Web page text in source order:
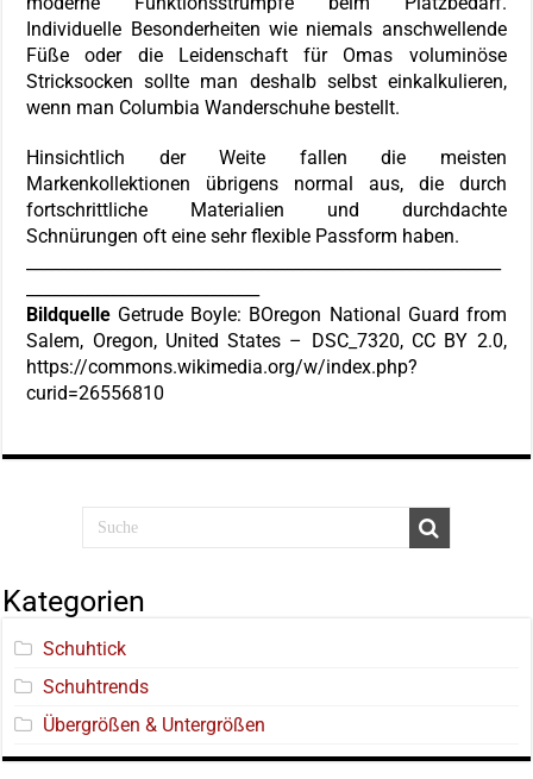
Individuelle Besonderheiten wie niemals anschwellende
Füße oder die Leidenschaft für Omas voluminöse
Stricksocken sollte man deshalb selbst einkalkulieren,
wenn man Columbia Wanderschuhe bestellt.
Hinsichtlich der Weite fallen die meisten
Markenkollektionen übrigens normal aus, die durch
fortschrittliche Materialien und durchdachte
Schnürungen oft eine sehr flexible Passform haben.
Bildquelle Getrude Boyle: BOregon National Guard from
Salem, Oregon, United States – DSC_7320, CC BY 2.0,
https://commons.wikimedia.org/w/index.php?
curid=26556810
Kategorien
Schuhtick
Schuhtrends
Übergrößen & Untergrößen